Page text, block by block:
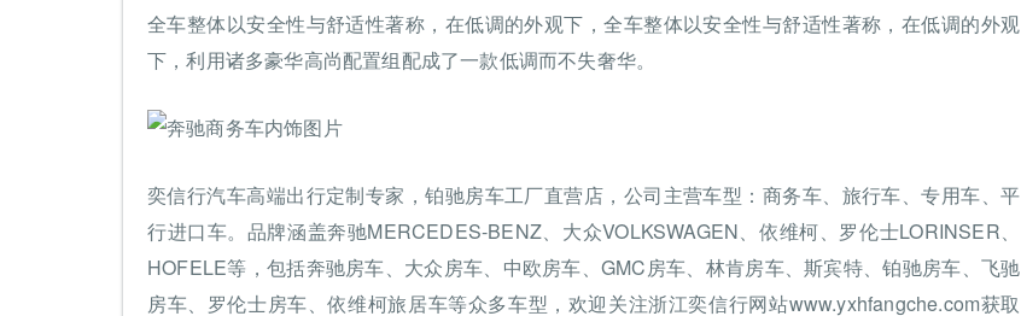
全车整体以安全性与舒适性著称，在低调的外观下，全车整体以安全性与舒适性著称，在低调的外观
下，利用诸多豪华高尚配置组配成了一款低调而不失奢华。
奕信行汽车高端出行定制专家，铂驰房车工厂直营店，公司主营车型：商务车、旅行车、专用车、平
行进口车。品牌涵盖奔驰MERCEDES-BENZ、大众VOLKSWAGEN、依维柯、罗伦士LORINSER、
HOFELE等，包括奔驰房车、大众房车、中欧房车、GMC房车、林肯房车、斯宾特、铂驰房车、飞驰
房车、罗伦士房车、依维柯旅居车等众多车型，欢迎关注浙江奕信行网站www.yxhfangche.com获取